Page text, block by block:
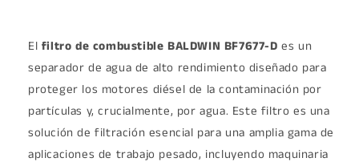
El filtro de combustible BALDWIN BF7677-D es un
separador de agua de alto rendimiento diseñado para
proteger los motores diésel de la contaminación por
partículas y, crucialmente, por agua. Este filtro es una
solución de filtración esencial para una amplia gama de
aplicaciones de trabajo pesado, incluyendo maquinaria